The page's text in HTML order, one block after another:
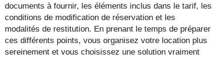
documents à fournir, les éléments inclus dans le tarif, les
conditions de modification de réservation et les
modalités de restitution. En prenant le temps de préparer
ces différents points, vous organisez votre location plus
sereinement et vous choisissez une solution vraiment